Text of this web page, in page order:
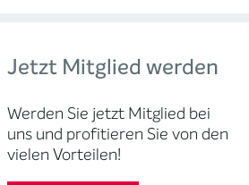
Jetzt Mitglied werden
Werden Sie jetzt Mitglied bei
uns und profitieren Sie von den
vielen Vorteilen!